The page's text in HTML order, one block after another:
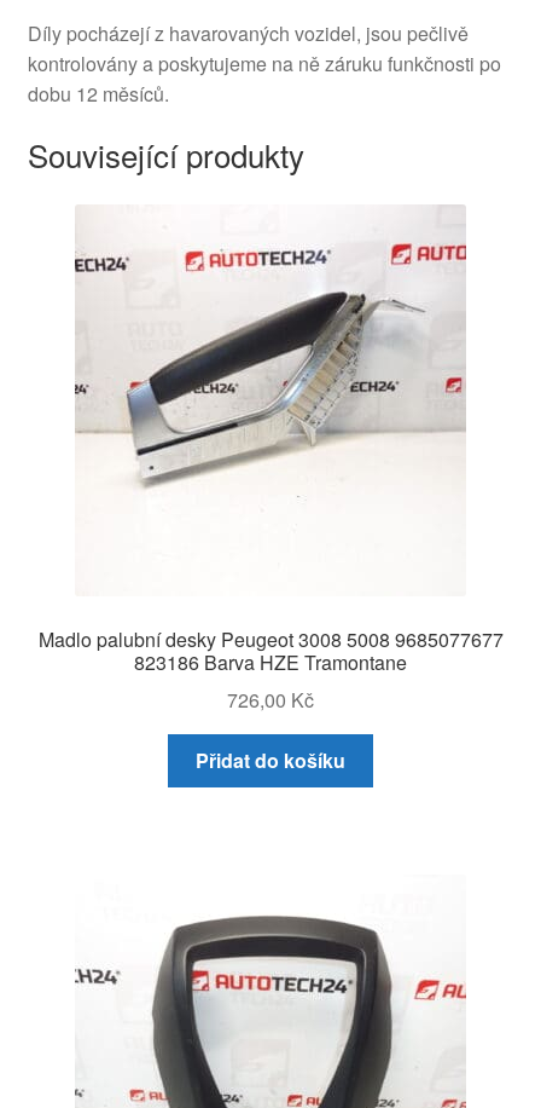
Díly pocházejí z havarovaných vozidel, jsou pečlivě
kontrolovány a poskytujeme na ně záruku funkčnosti po
dobu 12 měsíců.
Související produkty
Madlo palubní desky Peugeot 3008 5008 9685077677
823186 Barva HZE Tramontane
726,00 Kč
Přidat do košíku